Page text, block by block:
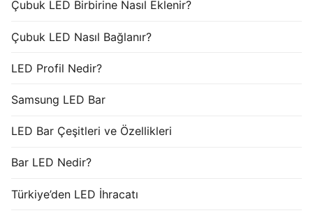
Çubuk LED Birbirine Nasıl Eklenir?
Çubuk LED Nasıl Bağlanır?
LED Profil Nedir?
Samsung LED Bar
LED Bar Çeşitleri ve Özellikleri
Bar LED Nedir?
Türkiye’den LED İhracatı